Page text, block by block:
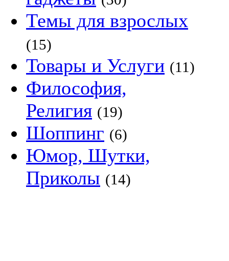
Темы для взрослых
(15)
Товары и Услуги (11)
Философия,
Религия (19)
Шоппинг (6)
Юмор, Шутки,
Приколы (14)